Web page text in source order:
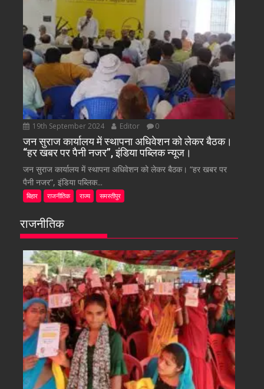
19th September 2024 Editor 0
जन सुराज कार्यालय में स्थापना अधिवेशन को लेकर बैठक।
“हर खबर पर पैनी नजर”, इंडिया पब्लिक न्यूज।
जन सुराज कार्यालय में स्थापना अधिवेशन को लेकर बैठक। “हर खबर पर
पैनी नजर”, इंडिया पब्लिक...
बिहार राजनीतिक राज्य समस्तीपुर
राजनीतिक